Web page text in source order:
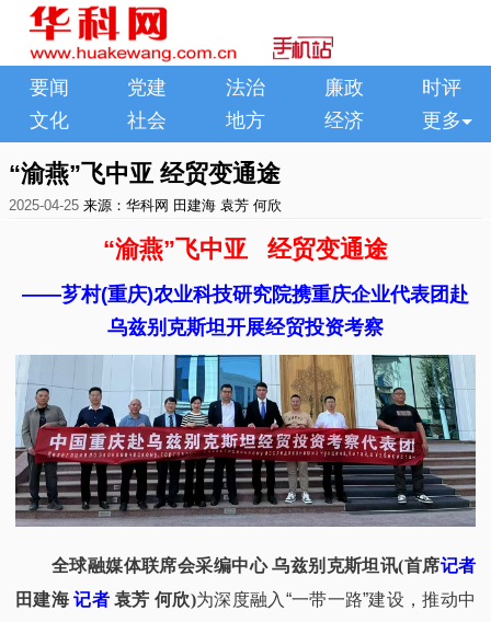
要闻 党建 法治 廉政
时评
文化
社会 地方 经济 更多
“渝燕”飞中亚 经贸变通途
2025-04-25 来源：华科网 田建海 袁芳 何欣
“渝燕”飞中亚 经贸变通途
——芗村(重庆)农业科技研究院携重庆企业代表团 赴
乌兹别克斯坦开展经贸投资考察
全球融媒体联席会采编中心乌兹别克斯坦 讯(首席记者
田建海记者袁芳 何欣)为深度融入“一带一路”建设，推动中